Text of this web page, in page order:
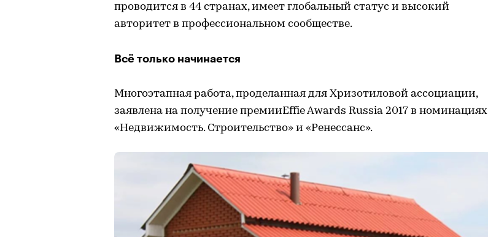
проводится в 44 странах, имеет глобальный статус и высокий
авторитет в профессиональном сообществе.
Всё только начинается
Многоэтапная работа, проделанная для Хризотиловой ассоциации,
заявлена на получение премииEffie Awards Russia 2017 в номинациях
«Недвижимость. Строительство» и «Ренессанс».